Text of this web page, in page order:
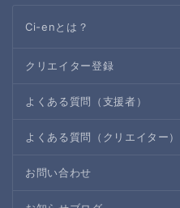
Ci-enとは？
クリエイター登録
よくある質問（支援者）
よくある質問（クリエイター）
お問い合わせ